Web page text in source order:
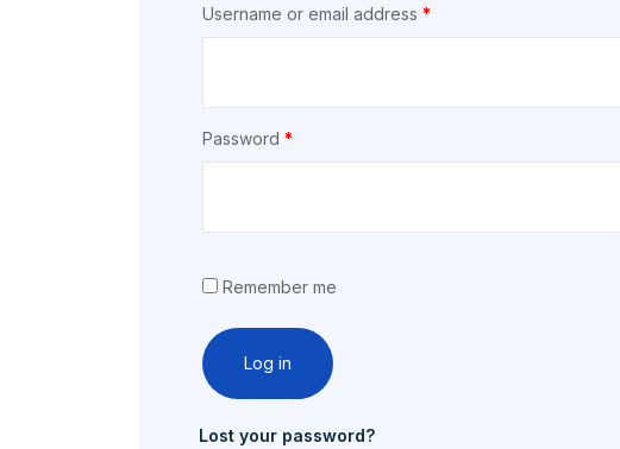
Username or email address *
Password *
Remember me
Log in
Lost your password?